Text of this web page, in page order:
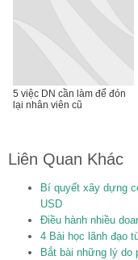
5 việc DN cần làm để đón
lại nhân viên cũ
Liên Quan Khác
Bí quyết xây dựng
USD
Điều hành nhiều
4 Bài học lãnh đạo
Bắt bài những lý do